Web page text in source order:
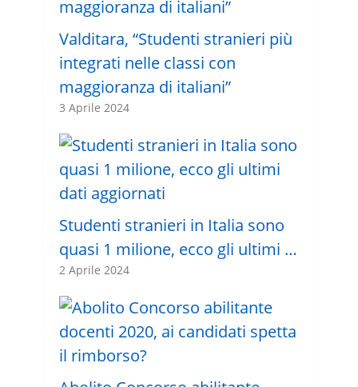
Valditara, “Studenti stranieri più
integrati nelle classi con
maggioranza di italiani”
3 Aprile 2024
Studenti stranieri in Italia sono
quasi 1 milione, ecco gli ultimi …
2 Aprile 2024